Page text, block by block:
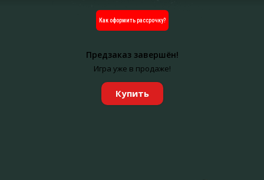
Как оформить рассрочку?
Предзаказ завершён!
Игра уже в продаже!
Купить